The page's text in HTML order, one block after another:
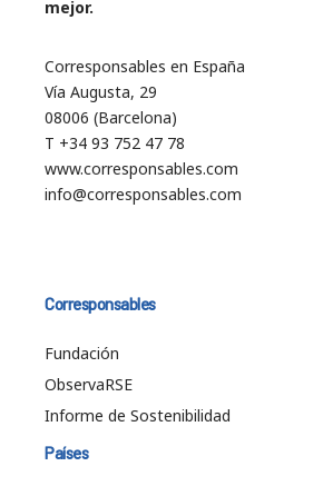
mejor.
Corresponsables en España
Vía Augusta, 29
08006 (Barcelona)
T +34 93 752 47 78
www.corresponsables.com
info@corresponsables.com
Corresponsables
Fundación
ObservaRSE
Informe de Sostenibilidad
Países